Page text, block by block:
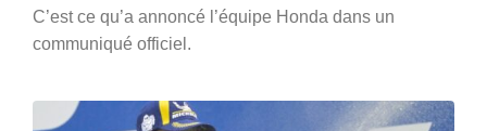
C’est ce qu’a annoncé l’équipe Honda dans un
communiqué officiel.